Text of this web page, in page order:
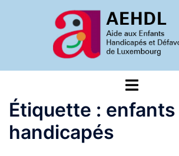
Ouvrir/fermer
menu
Étiquette : enfants
handicapés